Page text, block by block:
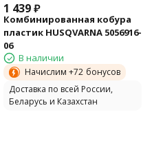
1 439 ₽
Комбинированная кобура
пластик HUSQVARNA 5056916-
06
В наличии
Начислим +72 бонусов
Доставка по всей России,
Беларусь и Казахстан